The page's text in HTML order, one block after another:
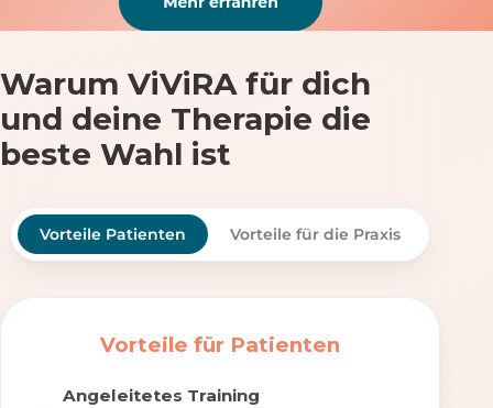
Warum ViViRA für dich
und deine Therapie die
beste Wahl ist
Vorteile Patienten Vorteile für die Praxis
Vorteile für Patienten
Angeleitetes Training